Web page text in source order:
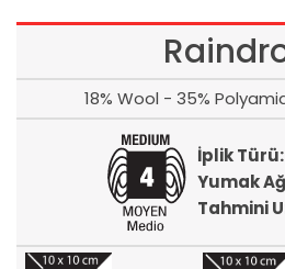
18% Wool - 35%
İplik Türü:
Yumak
Tahmini